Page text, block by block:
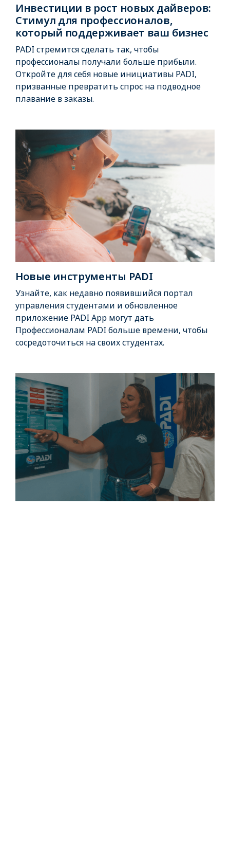
Инвестиции в рост новых дайверов:
Стимул для профессионалов,
который поддерживает ваш бизнес
PADI стремится сделать так, чтобы
профессионалы получали больше прибыли.
Откройте для себя новые инициативы PADI,
призванные превратить спрос на подводное
плавание в заказы.
Новые инструменты PADI
Узнайте, как недавно появившийся портал
управления студентами и обновленное
приложение PADI App могут дать
Профессионалам PADI больше времени, чтобы
сосредоточиться на своих студентах.